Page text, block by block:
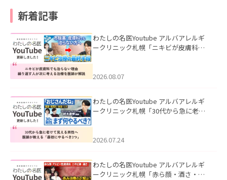
新着記事
わたしの名医Youtube アルバアレルギ
ークリニック札幌「ニキビが皮膚科で
ました。
2026.08.07
わたしの名医Youtube アルバアレルギ
ークリニック札幌「30代から急に老け
た。
2026.07.24
わたしの名医Youtube アルバアレルギ
ークリニック札幌「赤ら顔・酒さ・ニ